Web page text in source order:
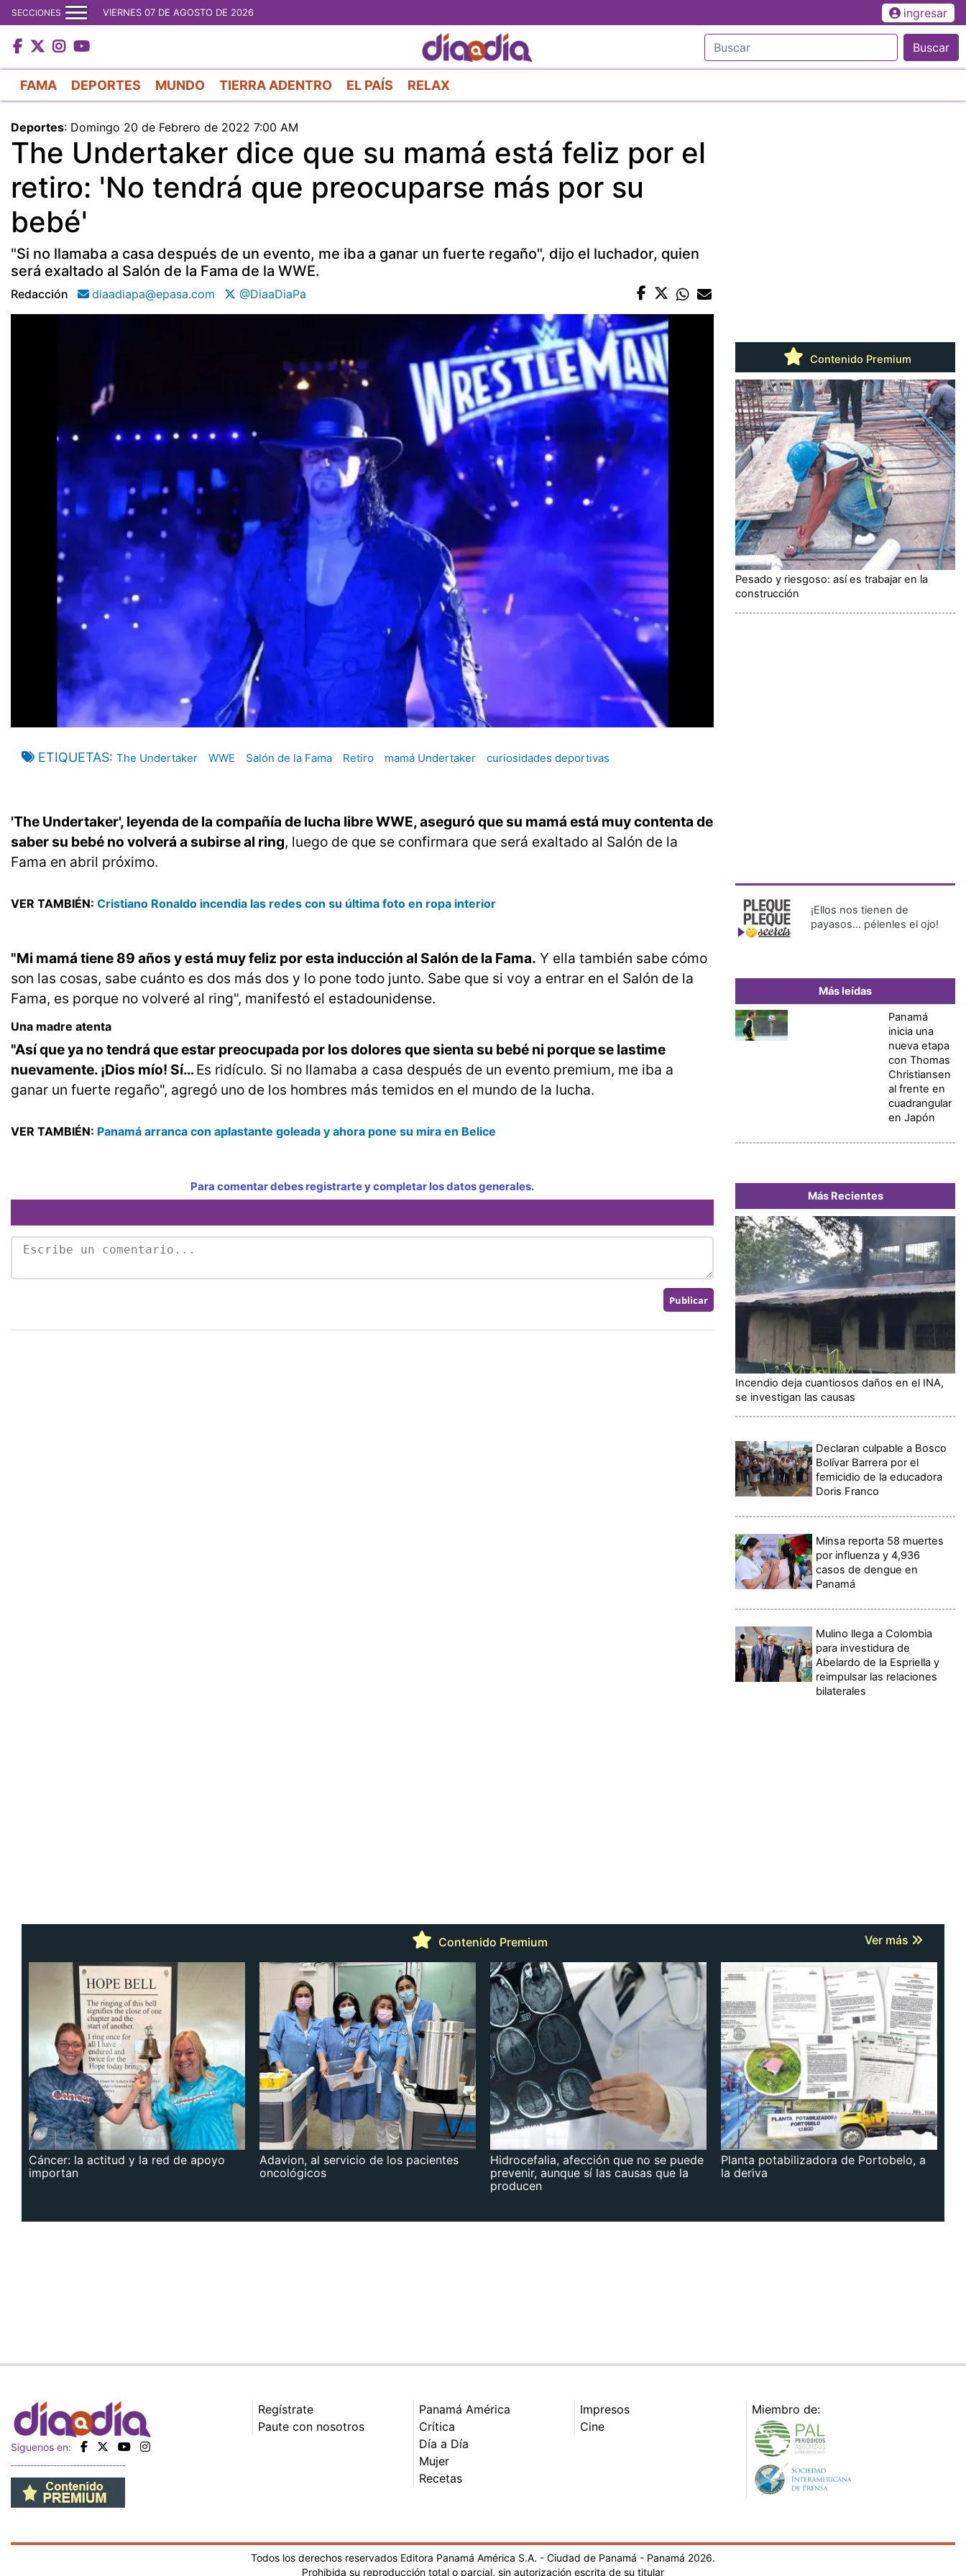
al
contenido
principal
SECCIONES VIERNES 07 DE AGOSTO DE 2026 ingresar
Buscar
FAMA DEPORTES MUNDO TIERRA ADENTRO EL PAÍS RELAX
Deportes: Domingo 20 de Febrero de 2022 7:00 AM
The Undertaker dice que su mamá está feliz por el
retiro: 'No tendrá que preocuparse más por su
bebé'
"Si no llamaba a casa después de un evento, me iba a ganar un fuerte regaño", dijo el luchador, quien
será exaltado al Salón de la Fama de la WWE.
Redacción diaadiapa@epasa.com @DiaaDiaPa
ETIQUETAS The Undertaker WWE Salón de la Fama Retiro mamá Undertaker curiosidades deportivas
'The Undertaker', leyenda de la compañía de lucha libre WWE, aseguró que su mamá está muy contenta de
saber su bebé no volverá a subirse al ring, luego de que se confirmara que será exaltado al Salón de la
Fama en abril próximo.
VER TAMBIÉN: Cristiano Ronaldo incendia las redes con su última foto en ropa interior
"Mi mamá tiene 89 años y está muy feliz por esta inducción al Salón de la Fama. Y ella también sabe cómo
son las cosas, sabe cuánto es dos más dos y lo pone todo junto. Sabe que si voy a entrar en el Salón de la
Fama, es porque no volveré al ring", manifestó el estadounidense.
Una madre atenta
"Así que ya no tendrá que estar preocupada por los dolores que sienta su bebé ni porque se lastime
nuevamente. ¡Dios mío! Sí… Es ridículo. Si no llamaba a casa después de un evento premium, me iba a
ganar un fuerte regaño", agregó uno de los hombres más temidos en el mundo de la lucha.
VER TAMBIÉN: Panamá arranca con aplastante goleada y ahora pone su mira en Belice
Para comentar debes registrarte y completar los datos generales.
Contenido Premium
Pesado y riesgoso: así es trabajar en la
construcción
¡Ellos nos tienen de
payasos… pélenles el ojo!
Más leídas
Panamá
inicia una
nueva etapa
con Thomas
Christiansen
al frente en
cuadrangular
en Japón
Más Recientes
Incendio deja cuantiosos daños en el INA,
se investigan las causas
Declaran culpable a Bosco
Bolívar Barrera por el
femicidio de la educadora
Doris Franco
Minsa reporta 58 muertes
por influenza y 4,936
casos de dengue en
Panamá
Mulino llega a Colombia
para investidura de
Abelardo de la Espriella y
reimpulsar las relaciones
bilaterales
Contenido Premium Ver más
Cáncer: la actitud y la red de apoyo
importan
Adavion, al servicio de los pacientes
oncológicos
Hidrocefalia, afección que no se puede
prevenir, aunque sí las causas que la
producen
Planta potabilizadora de Portobelo, a
la deriva
Siguenos en:
Regístrate
Paute con nosotros
Panamá América
Crítica
Día a Día
Mujer
Recetas
Impresos
Cine
Miembro de:
Todos los derechos reservados Editora Panamá América S.A. - Ciudad de Panamá - Panamá 2026.
Prohibida su reproducción total o parcial, sin autorización escrita de su titular